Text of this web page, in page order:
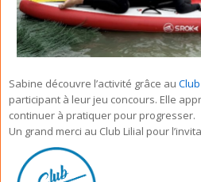
Sabine découvre l’activité grâce au
participant à leur jeu concours. Elle
continuer à pratiquer pour progresser.
Un grand merci au Club Lilial pour